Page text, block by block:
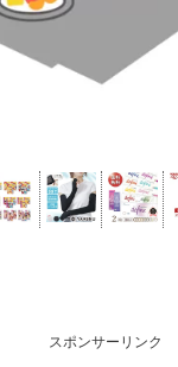
スポンサーリンク